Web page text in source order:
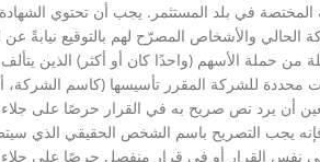
محددة للشركة المقرر تأسيسها (كاسم الشركة،